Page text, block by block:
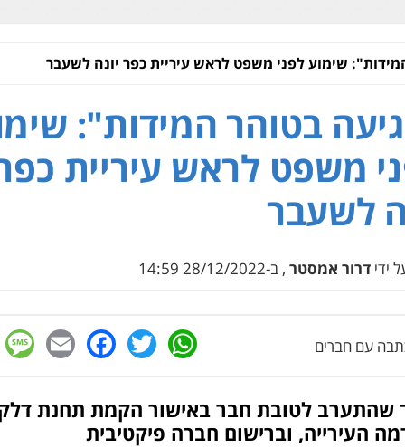
שימוע לפני משפט לראש עיריית כפר יונה לשעבר
בטוהר המידות":
משפט לראש עיריית
לשעבר
ידי דרור אמסטר , ב-28/12/2022 14:59
עם חברים WhatsApp
Twitter
שהתערב לטובת חבר באישור הקמת תחנת
העירייה, וברישום חברה פיקטיבית